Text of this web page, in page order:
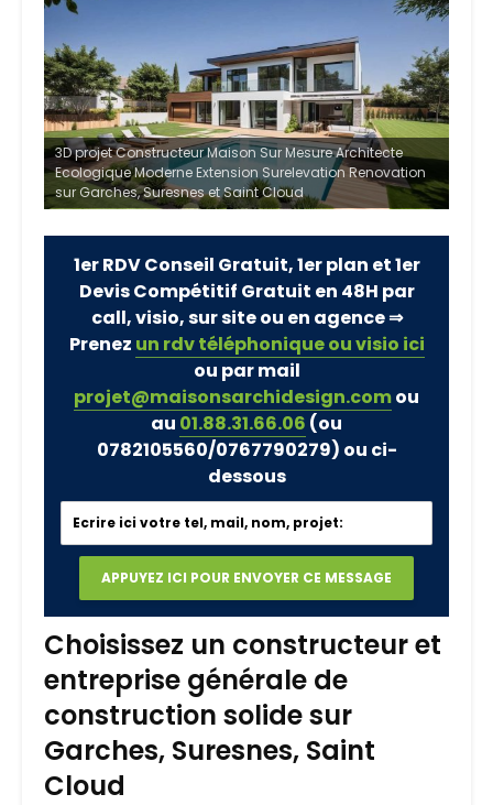
3D projet Constructeur Maison Sur Mesure Architecte
Ecologique Moderne Extension Surelevation Renovation
sur Garches, Suresnes et Saint Cloud
1er RDV Conseil Gratuit, 1er plan et 1er
Devis Compétitif Gratuit en 48H par
call, visio, sur site ou en agence ⇒
Prenez un rdv téléphonique ou visio ici
ou par mail
projet@maisonsarchidesign.comou
au 01.88.31.66.06 (ou
0782105560/0767790279) ou ci-
dessous
Choisissez un constructeur et
entreprise générale de
construction solide sur
Garches, Suresnes, Saint
Cloud